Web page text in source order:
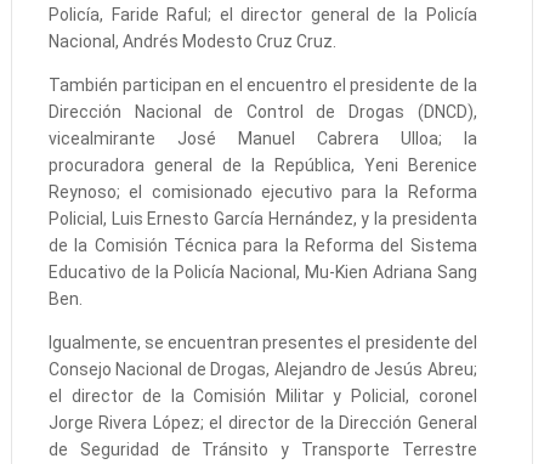
Policía, Faride Raful; el director general de la Policía
Nacional, Andrés Modesto Cruz Cruz.
También participan en el encuentro el presidente de la
Dirección Nacional de Control de Drogas (DNCD),
vicealmirante José Manuel Cabrera Ulloa; la
procuradora general de la República, Yeni Berenice
Reynoso; el comisionado ejecutivo para la Reforma
Policial, Luis Ernesto García Hernández, y la presidenta
de la Comisión Técnica para la Reforma del Sistema
Educativo de la Policía Nacional, Mu-Kien Adriana Sang
Ben.
Igualmente, se encuentran presentes el presidente del
Consejo Nacional de Drogas, Alejandro de Jesús Abreu;
el director de la Comisión Militar y Policial, coronel
Jorge Rivera López; el director de la Dirección General
de Seguridad de Tránsito y Transporte Terrestre